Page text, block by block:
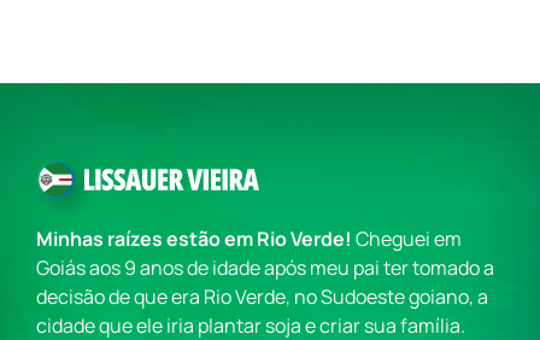
Minhas raízes estão em Rio Verde! Cheguei em
Goiás aos 9 anos de idade após meu pai ter tomado a
decisão de que era Rio Verde, no Sudoeste goiano, a
cidade que ele iria plantar soja e criar sua família.